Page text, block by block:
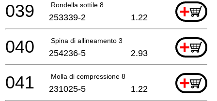
Rondella sottile 8 +
039 253339-2 1.22
Spina di allineamento 3 +
040 254236-5 2.93
Molla di compressione 8 +
041 231025-5 1.22